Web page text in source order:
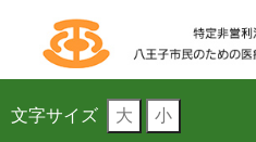
文字サイズ 大 小